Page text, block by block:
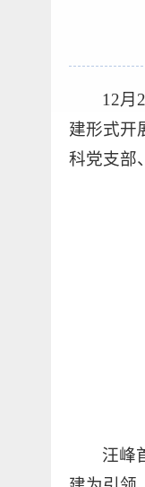
12月
建形式开
科党支部
汪峰